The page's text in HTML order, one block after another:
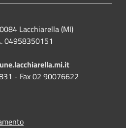
Lacchiarella (MI)
04958350151
- Fax 02 90076622